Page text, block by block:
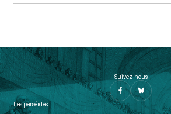
Suivez-nous
Les perséides